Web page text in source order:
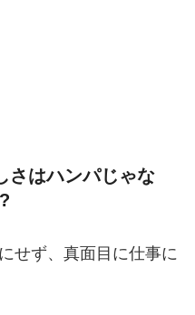
さはハンパじゃな
せず、真面目に仕事に